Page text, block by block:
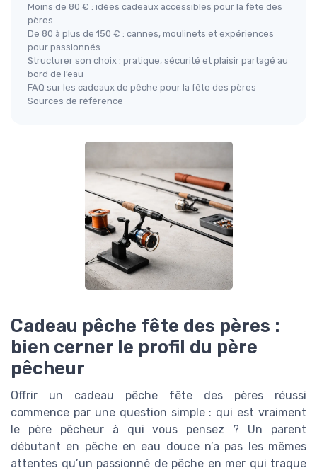
Moins de 80 € : idées cadeaux accessibles pour la fête des
pères
De 80 à plus de 150 € : cannes, moulinets et expériences
pour passionnés
Structurer son choix : pratique, sécurité et plaisir partagé au
bord de l’eau
FAQ sur les cadeaux de pêche pour la fête des pères
Sources de référence
Cadeau pêche fête des pères :
bien cerner le profil du père
pêcheur
Offrir un cadeau pêche fête des pères réussi
commence par une question simple : qui est vraiment
le père pêcheur à qui vous pensez ? Un parent
débutant en pêche en eau douce n’a pas les mêmes
attentes qu’un passionné de pêche en mer qui traque